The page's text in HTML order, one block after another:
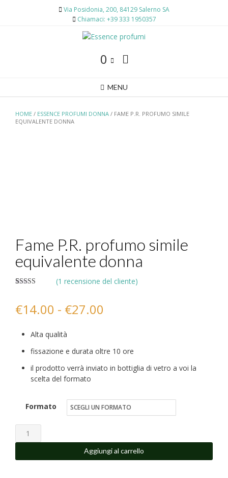
Via Posidonia, 200, 84129 Salerno SA
Chiamaci: +39 333 1950357
0
MENU
HOME / ESSENCE PROFUMI DONNA / FAME P.R. PROFUMO SIMILE
EQUIVALENTE DONNA
Fame P.R. profumo simile
equivalente donna
direcensioni
(1 recensione del cliente)
€14.00 - €27.00
prezzo:
da
a
€27.00
Alta qualità
fissazione e durata oltre 10 ore
il prodotto verrà inviato in bottiglia di vetro a voi la
scelta del formato
Formato
Fame
P.R.
profumo
Aggiungi al carrello